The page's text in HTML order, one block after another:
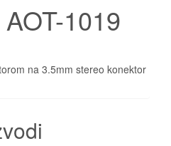
1019
na 3.5mm stereo konektor